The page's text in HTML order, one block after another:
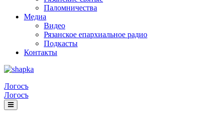
Паломничества
Медиа
Видео
Рязанское епархиальное радио
Подкасты
Контакты
Логосъ
Логосъ